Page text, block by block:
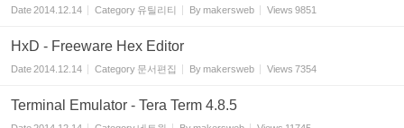
Date2014.12.14 Category 유틸리티 Bymakersweb Views 9851
HxD - Freeware Hex Editor
Date2014.12.14 Category 문서편집 Bymakersweb Views 7354
Terminal Emulator - Tera Term 4.8.5